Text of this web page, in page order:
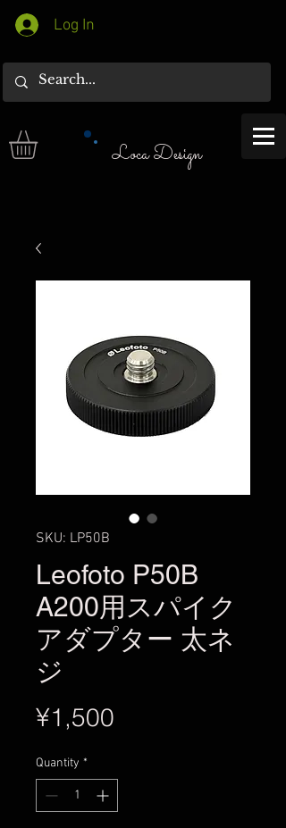
Log In
Loca Design
SKU: LP50B
Leofoto P50B
A200用スパイク
アダプター 太ネ
ジ
¥1,500
Quantity *